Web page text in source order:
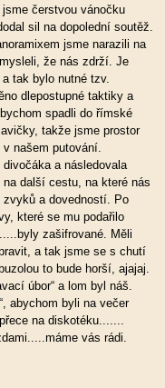
čerstvou vánočku
sil na dopolední soutěž.
jsme narazili na
že nás zdrží. Je
tak bylo nutné tzv.
dlepostupné taktiky a
spadli do římské
takže jsme prostor
našem putování.
a následovala
další cestu, na které nás
a dovedností. Po
které se mu podařilo
zašifrované. Měli
a tak jsme se s chutí
to bude horší, ajajaj.
úbor“ a lom byl náš.
abychom byli na večer
na diskotéku.......
vás rádi.